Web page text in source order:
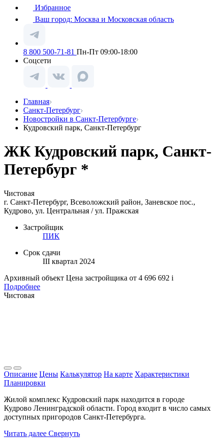
Избранное
Ваш город: Москва и Московская область
8 800 500-71-81 Пн-Пт 09:00-18:00
Соцсети
Главная
Санкт-Петербург
Новостройки в Санкт-Петербурге
Кудровский парк, Санкт-Петербург
ЖК Кудровский парк, Санкт-
Петербург *
Чистовая
г. Санкт-Петербург, Всеволожский район, Заневское пос.,
Кудрово, ул. Центральная / ул. Пражская
Застройщик
ПИК
Срок сдачи
III квартал 2024
Архивный объект Цена застройщика от 4 696 692 i
Подробнее
Чистовая
Описание Цены Калькулятор На карте Характеристики
Планировки
Жилой комплекс Кудровский парк находится в городе
Кудрово Ленинградской области. Город входит в число самых
доступных пригородов Санкт-Петербурга.
Читать далее Свернуть